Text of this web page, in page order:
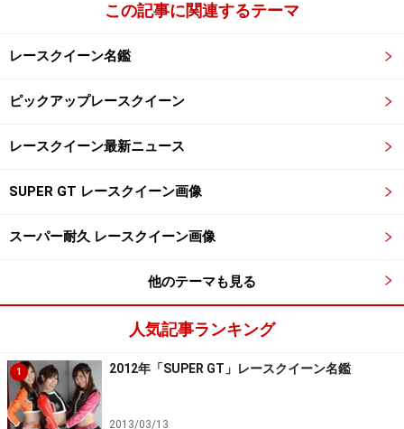
この記事に関連するテーマ
レースクイーン名鑑
ピックアップレースクイーン
レースクイーン最新ニュース
SUPER GT レースクイーン画像
スーパー耐久 レースクイーン画像
他のテーマも見る
人気記事ランキング
1 2012年「SUPER GT」レースクイーン名鑑
2013/03/13